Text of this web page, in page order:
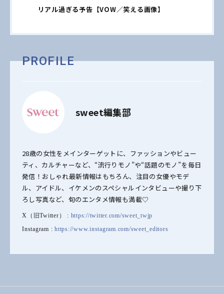
リアル過ぎる予告【VOW／笑える画像】
PROFILE
sweet編集部
28歳の女性をメインターゲットに、ファッションやビュー
ティ、カルチャーなど、“流行りモノ”や“話題のモノ”を毎日
発信！おしゃれ最新情報はもちろん、注目の女優やモデ
ル、アイドル、イケメンのスペシャルインタビューや撮り下
ろし写真など、旬のエンタメ情報も満載♡
X（旧Twitter） : https://twitter.com/sweet_twjp
Instagram : https://www.instagram.com/sweet_editors